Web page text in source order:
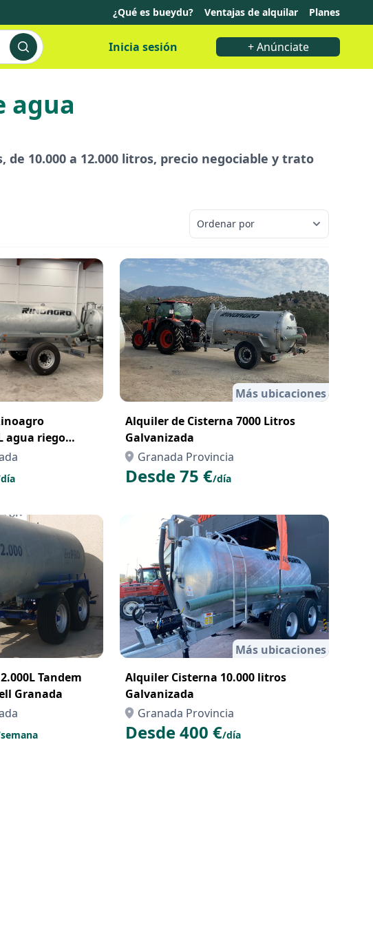
¿Qué es bueydu? Ventajas de alquilar Planes
Inicia sesión + Anúnciate
agua
10.000 a 12.000 litros, precio negociable y trato
Más ubicaciones
Alquiler de Cisterna 7000 Litros
Galvanizada
Granada Provincia
Desde 75 €/día
Tandem
Granada
Más ubicaciones
Alquiler Cisterna 10.000 litros
Galvanizada
Granada Provincia
Desde 400 €/día